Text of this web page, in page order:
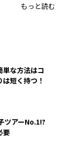
もっと読む
な方法はコ
短く持つ！
ツアーNo.1!?
要